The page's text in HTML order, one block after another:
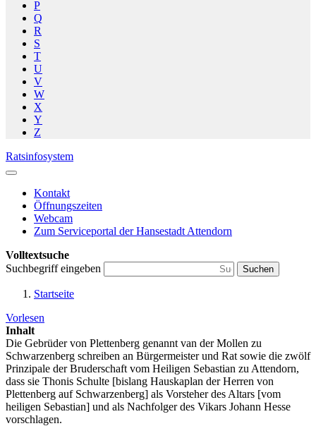
P
Q
R
S
T
U
V
W
X
Y
Z
Ratsinfosystem
Kontakt
Öffnungszeiten
Webcam
Zum Serviceportal der Hansestadt Attendorn
Volltextsuche
Suchbegriff eingeben
Suchen
Startseite
Vorlesen
Inhalt
Die Gebrüder von Plettenberg genannt van der Mollen zu
Schwarzenberg schreiben an Bürgermeister und Rat sowie die zwölf
Prinzipale der Bruderschaft vom Heiligen Sebastian zu Attendorn,
dass sie Thonis Schulte [bislang Hauskaplan der Herren von
Plettenberg auf Schwarzenberg] als Vorsteher des Altars [vom
heiligen Sebastian] und als Nachfolger des Vikars Johann Hesse
vorschlagen.